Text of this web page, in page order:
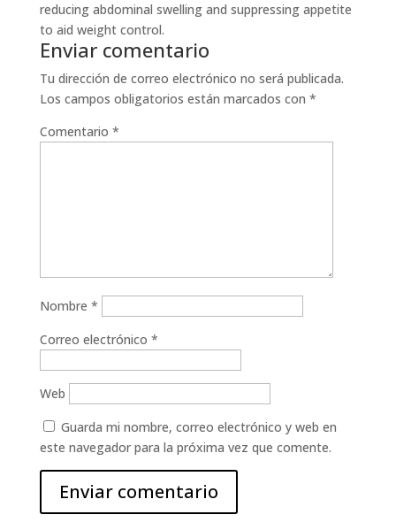
reducing abdominal swelling and suppressing appetite
to aid weight control.
Enviar comentario
Tu dirección de correo electrónico no será publicada.
Los campos obligatorios están marcados con *
Comentario *
Nombre *
Correo electrónico *
Web
Guarda mi nombre, correo electrónico y web en
este navegador para la próxima vez que comente.